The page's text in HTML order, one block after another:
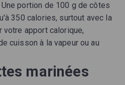
portion de 100 g de côtes
350 calories, surtout avec la
votre apport calorique,
cuisson à la vapeur ou au
marinées